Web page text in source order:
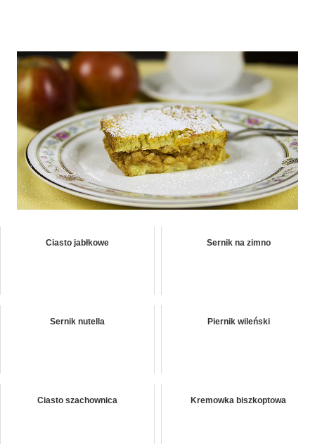
Ciasto jabłkowe Sernik na zimno
Sernik nutella Piernik wileński
Ciasto szachownica Kremowka biszkoptowa